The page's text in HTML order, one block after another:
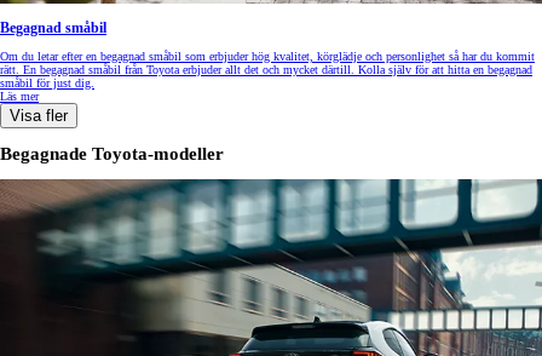
Begagnad småbil
Om du letar efter en begagnad småbil som erbjuder hög kvalitet, körglädje och personlighet så har du kommit
rätt. En begagnad småbil från Toyota erbjuder allt det och mycket därtill. Kolla själv för att hitta en begagnad
småbil för just dig.
Läs mer
Visa fler
Begagnade Toyota-modeller